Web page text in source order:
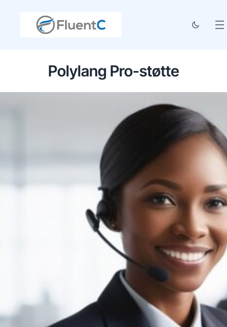
Polylang Pro-støtte